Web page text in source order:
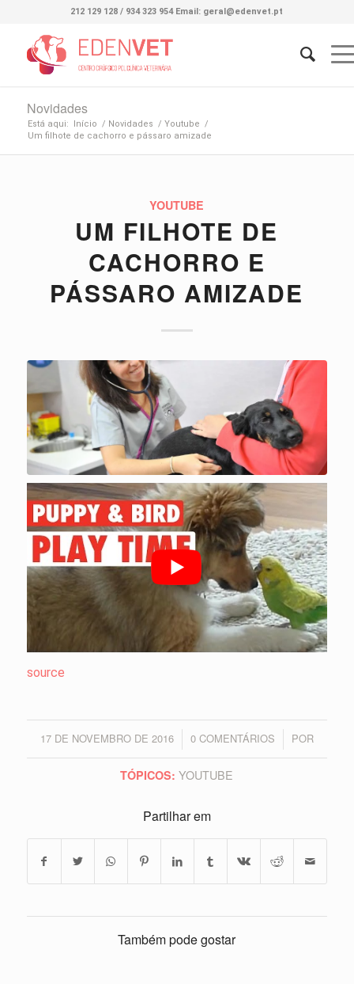
212 129 128 / 934 323 954 Email: geral@edenvet.pt
Novidades
Está aqui: Início / Novidades / Youtube /
Um filhote de cachorro e pássaro amizade
YOUTUBE
UM FILHOTE DE
CACHORRO E
PÁSSARO AMIZADE
source
17 DE NOVEMBRO DE 2016
/ 0 COMENTÁRIOS
/ POR
TÓPICOS: YOUTUBE
Partilhar em
Também pode gostar